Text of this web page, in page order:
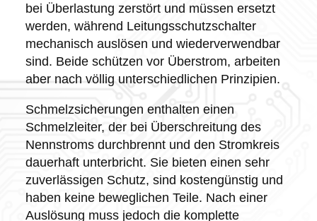
bei Überlastung zerstört und müssen ersetzt
werden, während Leitungsschutzschalter
mechanisch auslösen und wiederverwendbar
sind. Beide schützen vor Überstrom, arbeiten
aber nach völlig unterschiedlichen Prinzipien.
Schmelzsicherungen enthalten einen
Schmelzleiter, der bei Überschreitung des
Nennstroms durchbrennt und den Stromkreis
dauerhaft unterbricht. Sie bieten einen sehr
zuverlässigen Schutz, sind kostengünstig und
haben keine beweglichen Teile. Nach einer
Auslösung muss jedoch die komplette